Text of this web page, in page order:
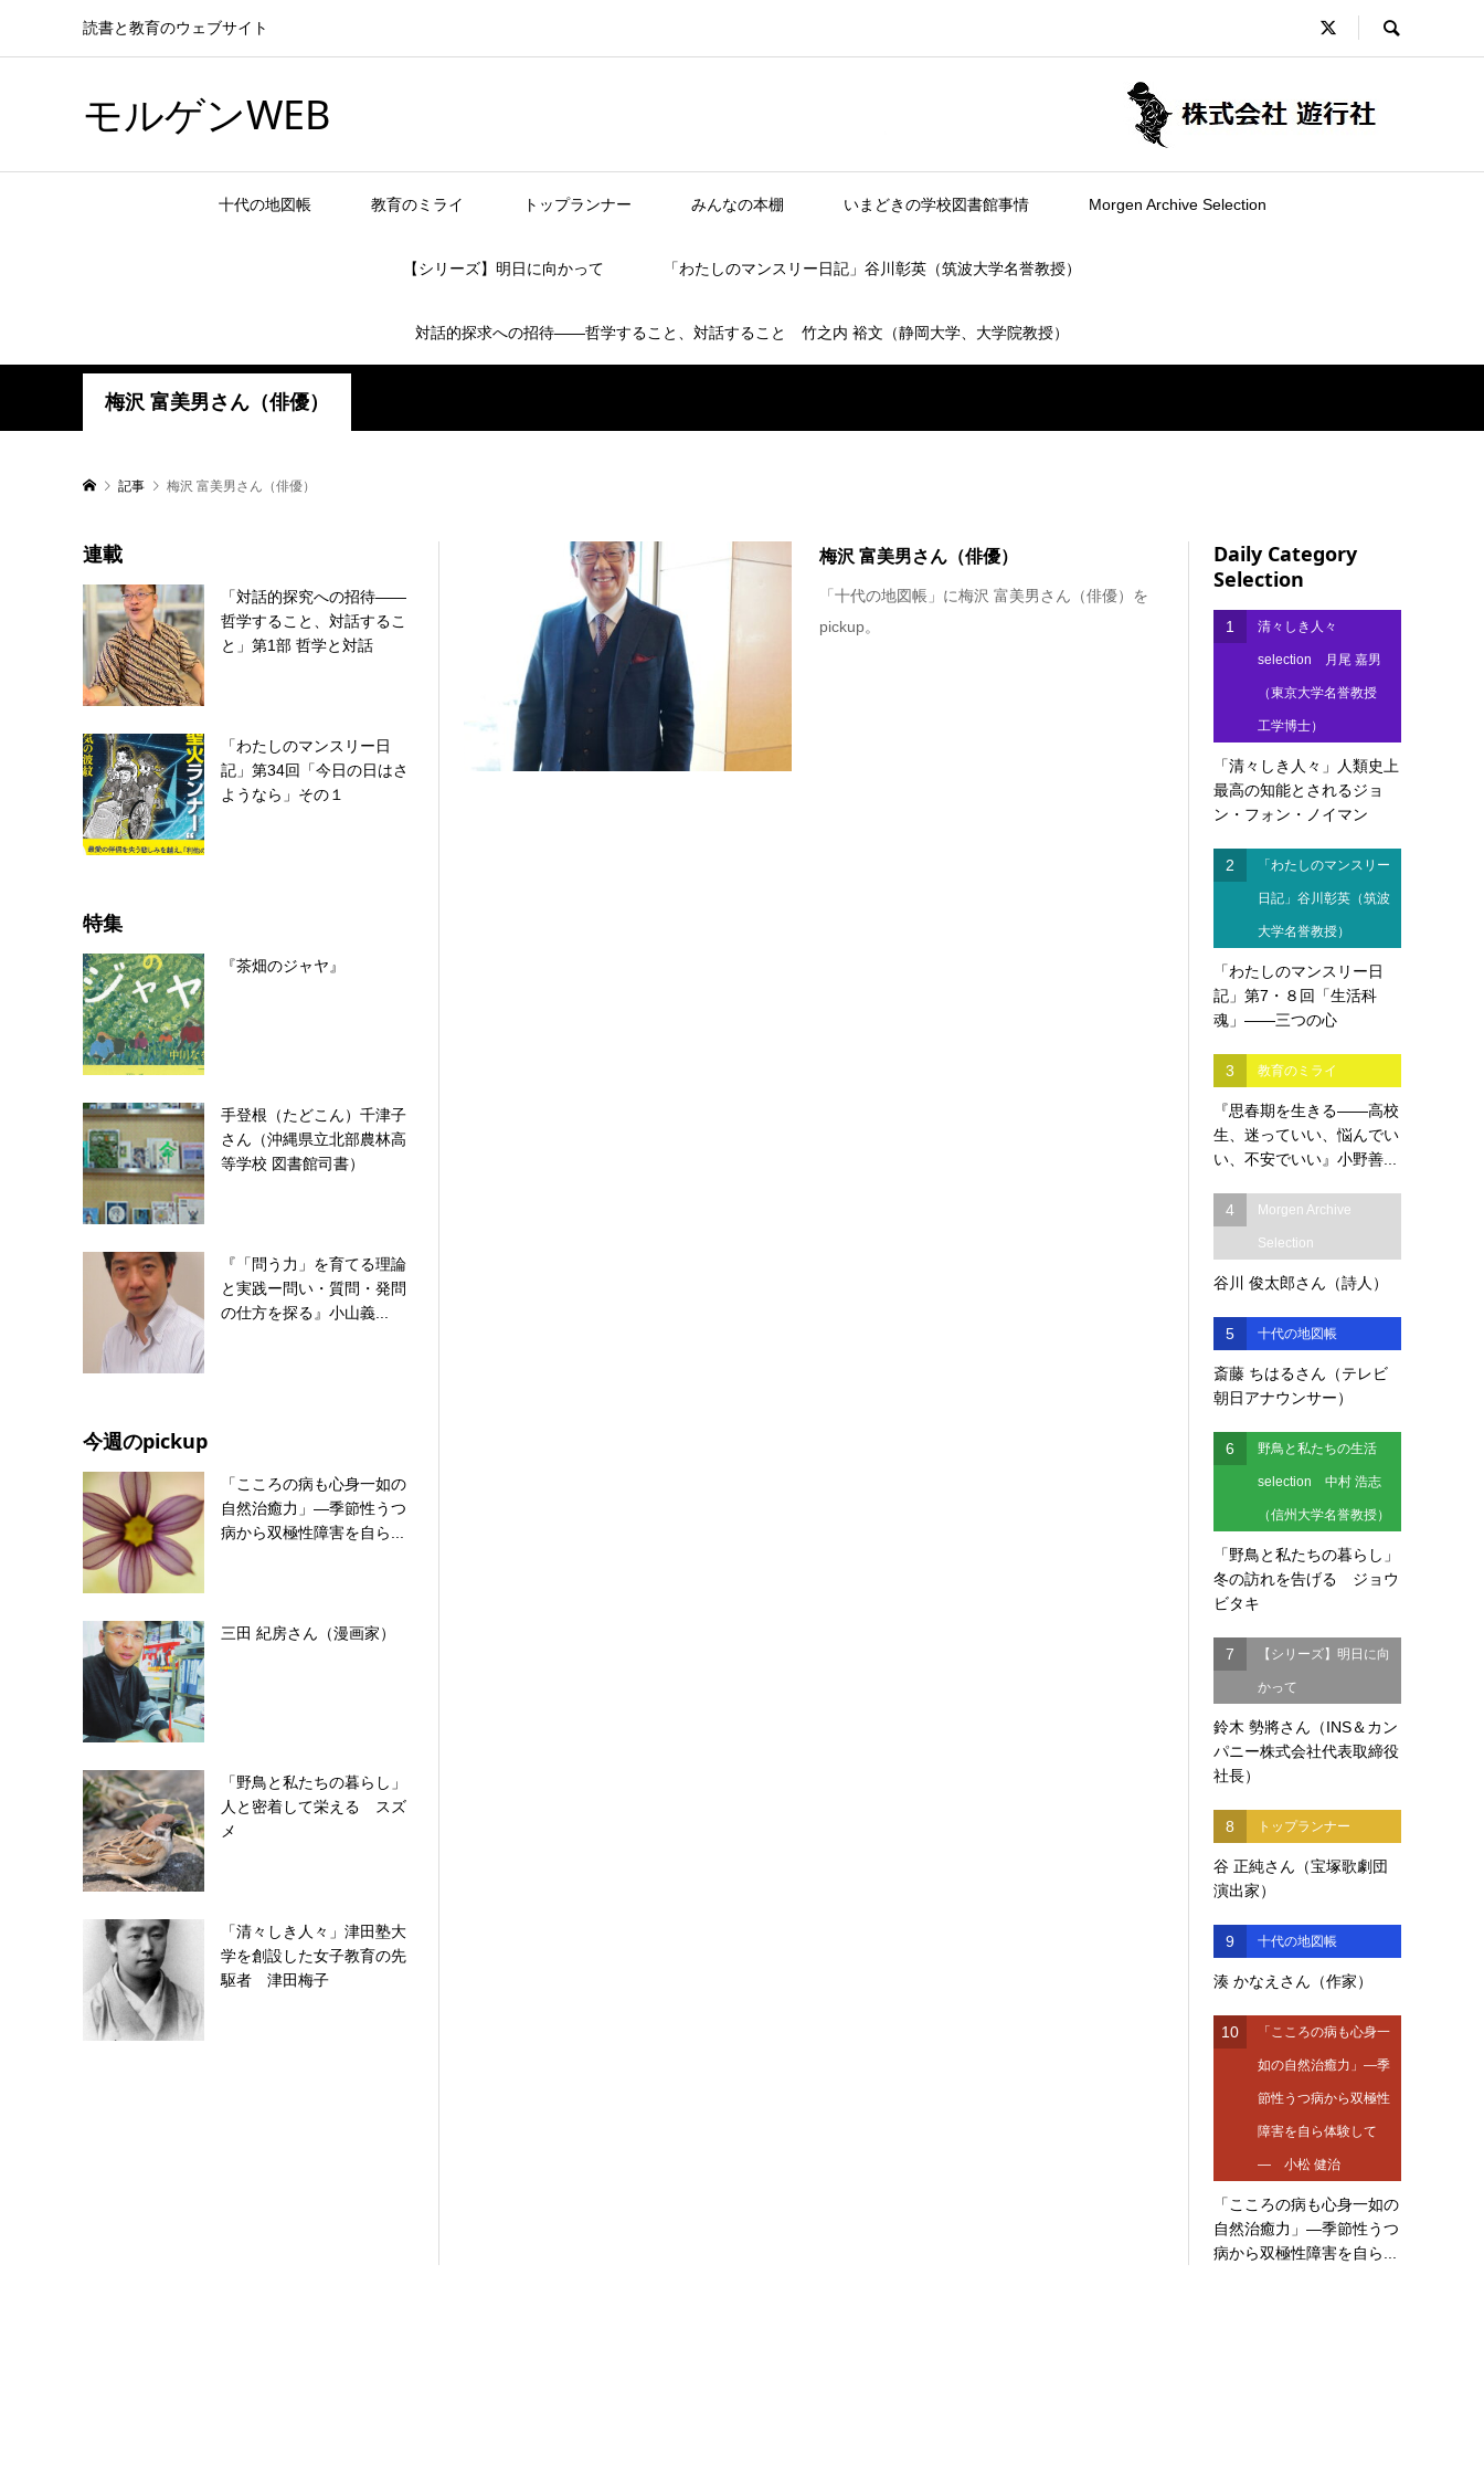
読書と教育のウェブサイト
モルゲンWEB
十代の地図帳 教育のミライ トップランナー みんなの本棚 いまどきの学校図書館事情 Morgen Archive Selection
【シリーズ】明日に向かって 「わたしのマンスリー日記」谷川彰英（筑波大学名誉教授）
対話的探求への招待――哲学すること、対話すること 竹之内 裕文（静岡大学、大学院教授）
梅沢 富美男さん（俳優）
記事 梅沢 富美男さん（俳優）
梅沢 富美男さん（俳優）
「十代の地図帳」に梅沢 富美男さん（俳優）を
pickup。
連載
「対話的探究への招待――
哲学すること、対話するこ
と」第1部 哲学と対話
「わたしのマンスリー日
記」第34回「今日の日はさ
ようなら」その１
特集
『茶畑のジャヤ』
手登根（たどこん）千津子
さん（沖縄県立北部農林高
等学校 図書館司書）
『「問う力」を育てる理論
と実践ー問い・質問・発問
の仕方を探る』小山義...
今週のpickup
「こころの病も心身一如の
自然治癒力」―季節性うつ
病から双極性障害を自ら...
三田 紀房さん（漫画家）
「野鳥と私たちの暮らし」
人と密着して栄える スズ
メ
「清々しき人々」津田塾大
学を創設した女子教育の先
駆者 津田梅子
Daily Category
Selection
1 清々しき人々
selection 月尾 嘉男
（東京大学名誉教授
工学博士）
「清々しき人々」人類史上
最高の知能とされるジョ
ン・フォン・ノイマン
2 「わたしのマンスリー
日記」谷川彰英（筑波
大学名誉教授）
「わたしのマンスリー日
記」第7・８回「生活科
魂」――三つの心
3 教育のミライ
『思春期を生きる――高校
生、迷っていい、悩んでい
い、不安でいい』小野善...
4 Morgen Archive
Selection
谷川 俊太郎さん（詩人）
5 十代の地図帳
斎藤 ちはるさん（テレビ
朝日アナウンサー）
6 野鳥と私たちの生活
selection 中村 浩志
（信州大学名誉教授）
「野鳥と私たちの暮らし」
冬の訪れを告げる ジョウ
ビタキ
7 【シリーズ】明日に向
かって
鈴木 勢將さん（INS＆カン
パニー株式会社代表取締役
社長）
8 トップランナー
谷 正純さん（宝塚歌劇団
演出家）
9 十代の地図帳
湊 かなえさん（作家）
10 「こころの病も心身一
如の自然治癒力」―季
節性うつ病から双極性
障害を自ら体験して
― 小松 健治
「こころの病も心身一如の
自然治癒力」―季節性うつ
病から双極性障害を自ら...